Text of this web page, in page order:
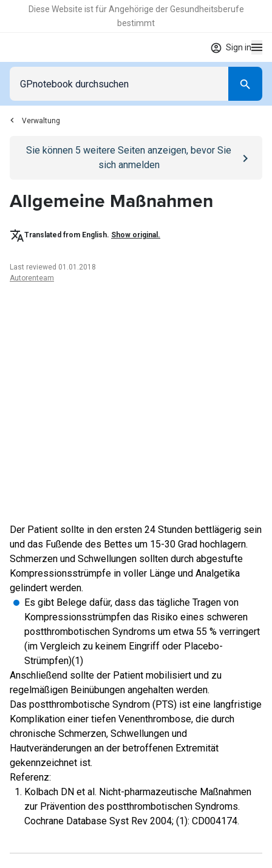
Diese Website ist für Angehörige der Gesundheitsberufe
bestimmt
Sign in
Verwaltung
Go to/anmeldenpage
Sie können 5 weitere Seiten anzeigen, bevor Sie
sich anmelden
Allgemeine Maßnahmen
Translated from English. Show original.
Last reviewed 01.01.2018
Autorenteam
Der Patient sollte in den ersten 24 Stunden bettlägerig sein
und das Fußende des Bettes um 15-30 Grad hochlagern.
Schmerzen und Schwellungen sollten durch abgestufte
Kompressionsstrümpfe in voller Länge und Analgetika
gelindert werden.
Es gibt Belege dafür, dass das tägliche Tragen von
Kompressionsstrümpfen das Risiko eines schweren
postthrombotischen Syndroms um etwa 55 % verringert
(im Vergleich zu keinem Eingriff oder Placebo-
Strümpfen)(1)
Anschließend sollte der Patient mobilisiert und zu
regelmäßigen Beinübungen angehalten werden.
Das postthrombotische Syndrom (PTS) ist eine langfristige
Komplikation einer tiefen Venenthrombose, die durch
chronische Schmerzen, Schwellungen und
Hautveränderungen an der betroffenen Extremität
gekennzeichnet ist.
Referenz:
Kolbach DN et al. Nicht-pharmazeutische Maßnahmen
zur Prävention des postthrombotischen Syndroms.
Cochrane Database Syst Rev 2004; (1): CD004174.